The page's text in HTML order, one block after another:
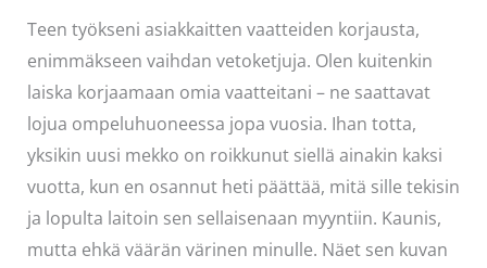
Teen työkseni asiakkaitten vaatteiden korjausta,
enimmäkseen vaihdan vetoketjuja. Olen kuitenkin
laiska korjaamaan omia vaatteitani – ne saattavat
lojua ompeluhuoneessa jopa vuosia. Ihan totta,
yksikin uusi mekko on roikkunut siellä ainakin kaksi
vuotta, kun en osannut heti päättää, mitä sille tekisin
ja lopulta laitoin sen sellaisenaan myyntiin. Kaunis,
mutta ehkä väärän värinen minulle. Näet sen kuvan